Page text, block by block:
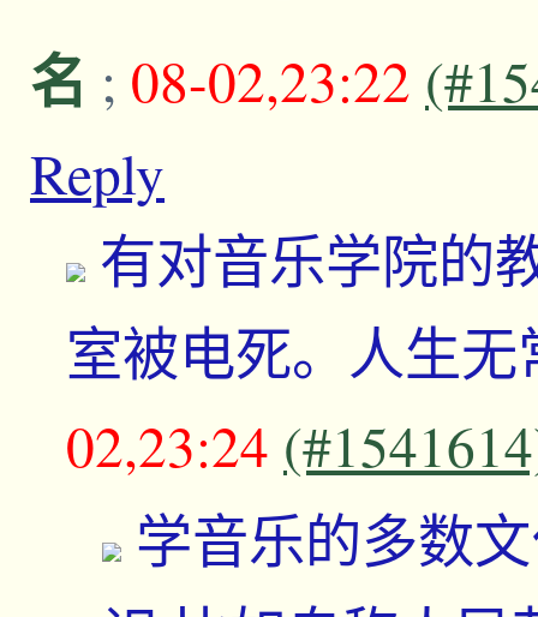
名 ; 08-02,23:22
Reply
有对音乐学院的
室被电死。人生
02,23:24
学音乐的多数